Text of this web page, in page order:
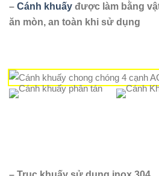
– Cánh khuấy được làm bằng
ăn mòn, an toàn khi sử dụng